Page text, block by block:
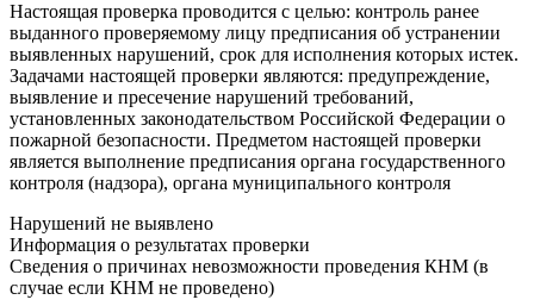
Настоящая проверка проводится с целью: контроль ранее
выданного проверяемому лицу предписания об устранении
выявленных нарушений, срок для исполнения которых истек.
Задачами настоящей проверки являются: предупреждение,
выявление и пресечение нарушений требований,
установленных законодательством Российской Федерации о
пожарной безопасности. Предметом настоящей проверки
является выполнение предписания органа государственного
контроля (надзора), органа муниципального контроля
Нарушений не выявлено
Информация о результатах проверки
Сведения о причинах невозможности проведения КНМ (в
случае если КНМ не проведено)